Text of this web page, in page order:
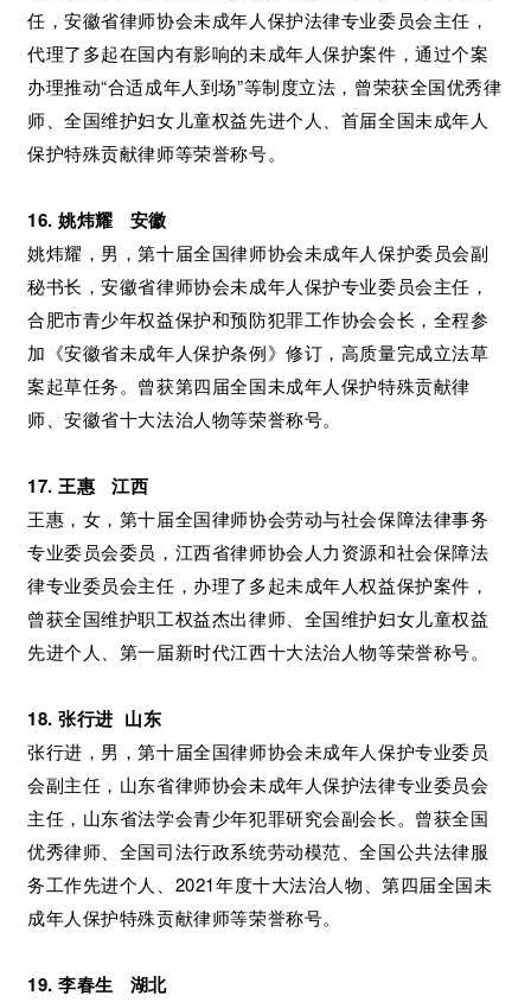
任，安徽省律师协会未成年人保护法律专业委员会主任，
代理了多起在国内有影响的未成年人保护案件，通过个案
办理推动“合适成年人到场”等制度立法，曾荣获全国优秀律
师、全国维护妇女儿童权益先进个人、首届全国未成年人
保护特殊贡献律师等荣誉称号。
16. 姚炜耀 安徽
姚炜耀，男，第十届全国律师协会未成年人保护委员会副
秘书长，安徽省律师协会未成年人保护专业委员会主任，
合肥市青少年权益保护和预防犯罪工作协会会长，全程参
加《安徽省未成年人保护条例》修订，高质量完成立法草
案起草任务。曾获第四届全国未成年人保护特殊贡献律
师、安徽省十大法治人物等荣誉称号。
17. 王惠 江西
王惠，女，第十届全国律师协会劳动与社会保障法律事务
专业委员会委员，江西省律师协会人力资源和社会保障法
律专业委员会主任，办理了多起未成年人权益保护案件，
曾获全国维护职工权益杰出律师、全国维护妇女儿童权益
先进个人、第一届新时代江西十大法治人物等荣誉称号。
18. 张行进 山东
张行进，男，第十届全国律师协会未成年人保护专业委员
会副主任，山东省律师协会未成年人保护法律专业委员会
主任，山东省法学会青少年犯罪研究会副会长。曾获全国
优秀律师、全国司法行政系统劳动模范、全国公共法律服
务工作先进个人、2021年度十大法治人物、第四届全国未
成年人保护特殊贡献律师等荣誉称号。
19. 李春生 湖北